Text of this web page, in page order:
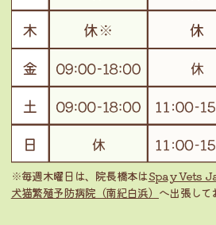
※毎週木曜日は、院長橋本はSpay Vets
犬猫繁殖予防病院（南紀白浜） へ出張して